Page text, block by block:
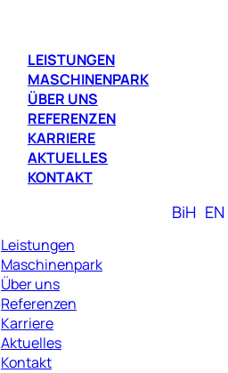
LEISTUNGEN
MASCHINENPARK
ÜBER UNS
REFERENZEN
KARRIERE
AKTUELLES
KONTAKT
Leistungen
Maschinenpark
Über uns
Referenzen
Karriere
Aktuelles
Kontakt
BiH EN